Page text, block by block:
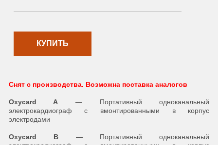
КУПИТЬ
Снят с производства. Возможна поставка аналогов
Oxycard A — Портативный одноканальный
электрокардиограф с вмонтированными в корпус
электродами
Oxycard B — Портативный одноканальный